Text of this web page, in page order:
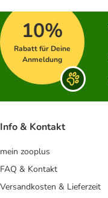
10%
Rabatt für Deine
Anmeldung
Info & Kontakt
mein zooplus
FAQ & Kontakt
Versandkosten & Lieferzeit